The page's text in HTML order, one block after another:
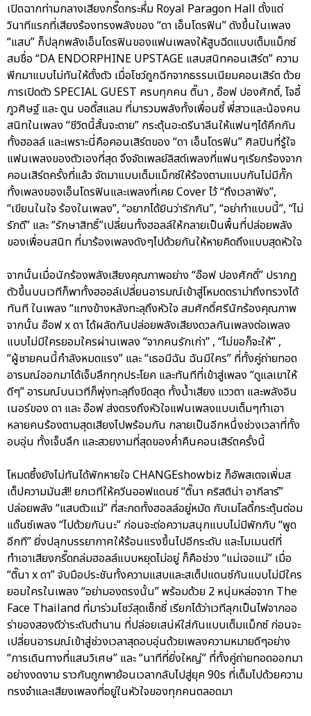
เปิดฉากท่ามกลางเสียงกรี๊ดกระหึ่ม Royal Paragon Hall ตั้งแต่
วินาทีแรกที่เสียงร้องทรงพลังของ “ดา เอ็นโดรฟิน” ดังขึ้นในเพลง
“แสบ” ก็ปลุกพลังเอ็นโดรฟินของแฟนเพลงให้สูบฉีดแบบเต็มแม็กซ์
สมชื่อ “DA ENDORPHINE UPSTAGE แสบสนิทคอนเสิร์ต” ความ
พีกมาแบบไม่ทันให้ตั้งตัว เมื่อโชว์ถูกฉีกจากธรรมเนียมคอนเสิร์ต ด้วย
การเปิดตัว SPECIAL GUEST ครบทุกคน ติ๊นา , อ๊อฟ ปองศักดิ์, โจอี้
ภูวศิษฐ์ และ ตูน บอดี้สแลม ที่มารวมพลังทั้งเพื่อนซี้ พี่สาวและน้องคน
สนิทในเพลง “ชีวิตนี้สั้นจะตาย” กระตุ้นอะดรีนาลีนให้แฟนๆได้คึกกัน
ทั้งฮอลล์ และเพราะนี่คือคอนเสิร์ตของ “ดา เอ็นโดรฟิน” ศิลปินที่รู้ใจ
แฟนเพลงของตัวเองที่สุด จึงจัดเพลย์ลิสต์เพลงที่แฟนๆเรียกร้องจาก
คอนเสิร์ตครั้งที่แล้ว จัดมาแบบเต็มแม็กซ์ให้ร้องตามแบบกันไม่มีกั๊ก
ทั้งเพลงของเอ็นโดรฟินและเพลงที่เคย Cover ไว้ “ถึงเวลาฟัง”,
“เขียนในใจ ร้องในเพลง”, “อยากได้ยินว่ารักกัน”, “อย่าทำแบบนี้”, “ไม่
รักดี” และ “รักษาสิทธิ์”เปลี่ยนทั้งฮอลล์ให้กลายเป็นพื้นที่ปล่อยพลัง
ของเพื่อนสนิท ที่มาร้องเพลงดังๆไปด้วยกันให้หายคิดถึงแบบสุดหัวใจ
จากนั้นเมื่อนักร้องพลังเสียงคุณภาพอย่าง “อ๊อฟ ปองศักดิ์” ปรากฏ
ตัวขึ้นบนเวทีก็พาทั้งฮออล์เปลี่ยนอารมณ์เข้าสู่โหมดดราม่าถึงทรวงได้
ทันที ในเพลง “แทงข้างหลังทะลุถึงหัวใจ สมศักดิ์ศรีนักร้องคุณภาพ
จากนั้น อ๊อฟ x ดา ได้ผลัดกันปล่อยพลังเสียงดวลกันเพลงต่อเพลง
แบบไม่มีใครยอมใครผ่านเพลง “จากคนรักเก่า” , “ไม่ขอก็จะให้” ,
“ผู้ชายคนนี้กำลังหมดแรง” และ “เธอมีฉัน ฉันมีใคร” ที่ทั้งคู่ถ่ายทอด
อารมณ์ออกมาได้เจ็บลึกทุกประโยค และทันทีที่เข้าสู่เพลง “ดูแลเขาให้
ดีๆ” อารมณ์บนเวทีก็พุ่งทะลุถึงขีดสุด ทั้งน้ำเสียง แววตา และพลังอิน
เนอร์ของ ดา และ อ๊อฟ ส่งตรงถึงหัวใจแฟนเพลงแบบเต็มๆทำเอา
หลายคนร้องตามสุดเสียงไปพร้อมกัน กลายเป็นอีกหนึ่งช่วงเวลาที่ทั้ง
อบอุ่น ทั้งเจ็บลึก และสวยงามที่สุดของค่ำคืนคอนเสิร์ตครั้งนี้
โหมดซึ้งยังไม่ทันได้พักหายใจ CHANGEshowbiz ก็อัพสเตจเพิ่มส
เต็ปความมันส์!! ยกเวทีให้ควีนออฟแดนซ์ “ติ๊นา คริสติน่า อากีลาร์”
ปล่อยพลัง “แสบตัวแม่” ที่สะกดทั้งฮอลล์อยู่หมัด กับเมโลดี้กระตุ้นต่อม
แด๊นซ์เพลง “ไปด้วยกันนะ” ก่อนจะต่อความสนุกแบบไม่มีพักกับ “พูด
อีกที” ยิ่งปลุกบรรยากาศให้ร้อนแรงขึ้นไปอีกระดับ และโมเมนต์ที่
ทำเอาเสียงกรี๊ดถล่มฮอลล์แบบหยุดไม่อยู่ ก็คือช่วง “แม่เจอแม่” เมื่อ
“ติ๊นา x ดา” จับมือประชันทั้งความแสบและสเต็ปแดนซ์กันแบบไม่มีใคร
ยอมใครในเพลง “อย่ามองตรงนั้น” พร้อมด้วย 2 หนุ่มหล่อจาก The
Face Thailand ที่มาร่วมโชว์สุดเซ็กซี่ เรียกได้ว่าเวทีลุกเป็นไฟจากออ
ร่าของสองดีว่าระดับตำนาน ที่ปล่อยเสน่ห์ใส่กันแบบเต็มแม็กซ์ ก่อนจะ
เปลี่ยนอารมณ์เข้าสู่ช่วงเวลาสุดอบอุ่นด้วยเพลงความหมายดีๆอย่าง
“การเดินทางที่แสนวิเศษ” และ “นาทีที่ยิ่งใหญ่” ที่ทั้งคู่ถ่ายทอดออกมา
อย่างงดงาม ราวกับถูกพาย้อนเวลากลับไปสู่ยุค 90s ที่เต็มไปด้วยความ
ทรงจำและเสียงเพลงที่อยู่ในหัวใจของทุกคนตลอดมา